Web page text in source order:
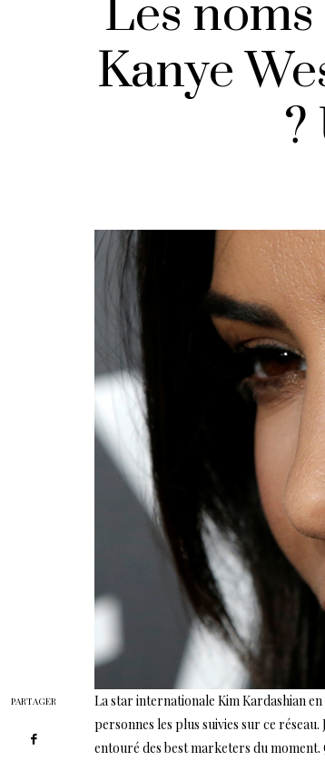
Les
Kanye
?
La star internationale Kim Kardashian
personnes les plus suivies sur ce
entouré des best marketers du moment.
PARTAGER